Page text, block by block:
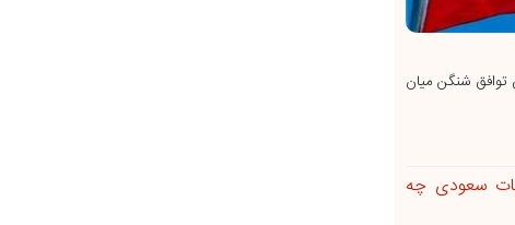
توافق شنگن میان
سعودی چه